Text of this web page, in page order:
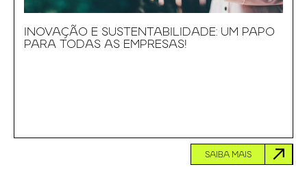
INOVAÇÃO E SUSTENTABILIDADE: UM PAPO
PARA TODAS AS EMPRESAS!
SAIBA MAIS